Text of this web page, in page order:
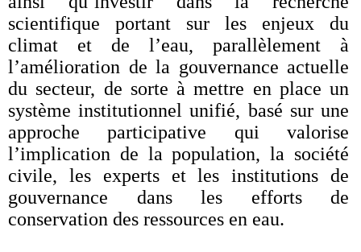
scientifique portant sur les enjeux du
climat et de l’eau, parallèlement à
l’amélioration de la gouvernance actuelle
du secteur, de sorte à mettre en place un
système institutionnel unifié, basé sur une
approche participative qui valorise
l’implication de la population, la société
civile, les experts et les institutions de
gouvernance dans les efforts de
conservation des ressources en eau.